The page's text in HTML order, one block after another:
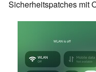
Sicherheitspatches mit